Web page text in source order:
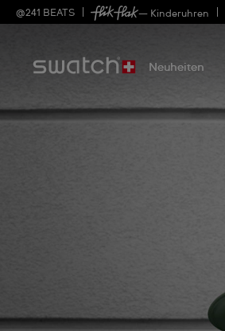
@241 BEATS — Kinderuhren
Neuheiten